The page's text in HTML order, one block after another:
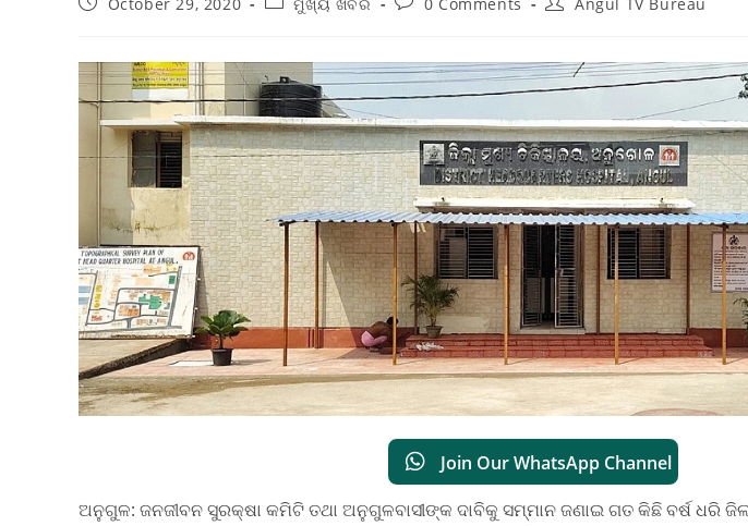
Join Our WhatsApp Channel
ଅନୁଗୁଳ: ଜନଜୀବନ ସୁରକ୍ଷା କମିଟି ତଥା ଅନୁଗୁଳବାସୀଙ୍କ ଦାବିକୁ ସମ୍ମାନ ଜଣାଇ ଗତ କିଛି ବର୍ଷ ଧରି